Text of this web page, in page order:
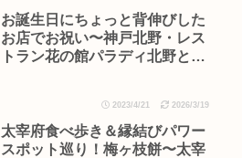
お誕生日にちょっと背伸びした
お店でお祝い〜神戸北野・レス
トラン花の館パラディ北野と近
2023/4/21 2026/3/19
太宰府食べ歩き＆縁結びパワー
スポット巡り！梅ヶ枝餅〜太宰